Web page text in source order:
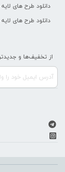
دانلود طرح های لایه
دانلود طرح های
از تخفیف‌ها و